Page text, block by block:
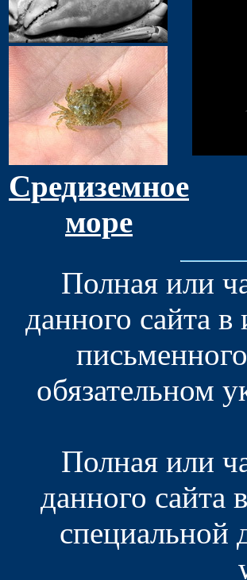
Средиземное
море
Полная или
данного сайта
обязательном
Полная или
данного
специальной